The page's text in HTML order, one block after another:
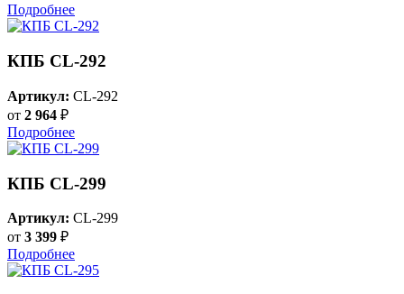
Подробнее
КПБ CL-292
Артикул: CL-292
от 2 964 ₽
Подробнее
КПБ CL-299
Артикул: CL-299
от 3 399 ₽
Подробнее